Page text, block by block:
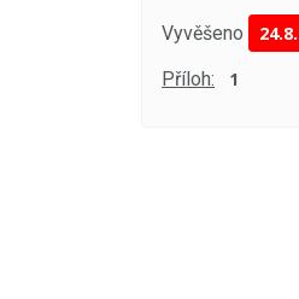
Vyvěšeno
Příloh: 1